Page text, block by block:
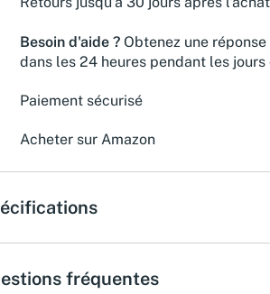
Besoin d'aide ? Obtenez une
dans les 24 heures pendant les jours
Paiement sécurisé
Acheter sur Amazon
fréquentes